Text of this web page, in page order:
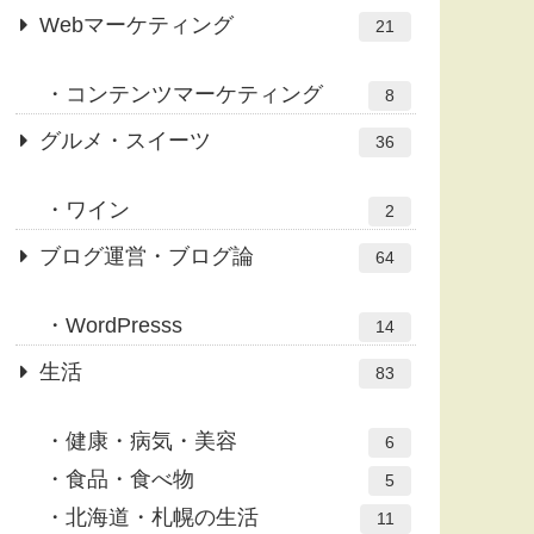
Webマーケティング 21
コンテンツマーケティング 8
グルメ・スイーツ 36
ワイン 2
ブログ運営・ブログ論 64
WordPresss 14
生活 83
健康・病気・美容 6
食品・食べ物 5
北海道・札幌の生活 11